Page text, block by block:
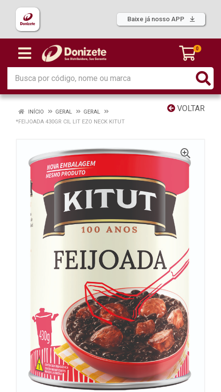
Baixe já nosso APP
0
VOLTAR
INÍCIO GERAL
GERAL
*FEIJOADA 430GR CIL LIT EZO NECK KITUT